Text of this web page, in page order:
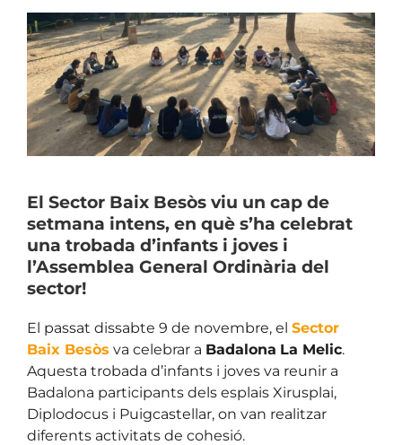
View
Larger
Image
El Sector Baix Besòs viu un cap de
setmana intens, en què s’ha celebrat
una trobada d’infants i joves i
l’Assemblea General Ordinària del
sector!
El passat dissabte 9 de novembre, el Sector
Baix Besòs va celebrar a Badalona La Melic.
Aquesta trobada d’infants i joves va reunir a
Badalona participants dels esplais Xirusplai,
Diplodocus i Puigcastellar, on van realitzar
diferents activitats de cohesió.